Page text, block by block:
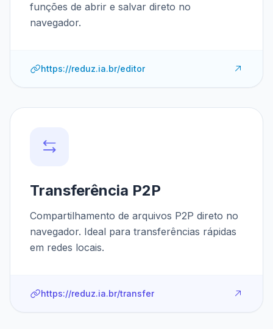
funções de abrir e salvar direto no
navegador.
https://reduz.ia.br/editor
Transferência P2P
Compartilhamento de arquivos P2P direto no
navegador. Ideal para transferências rápidas
em redes locais.
https://reduz.ia.br/transfer